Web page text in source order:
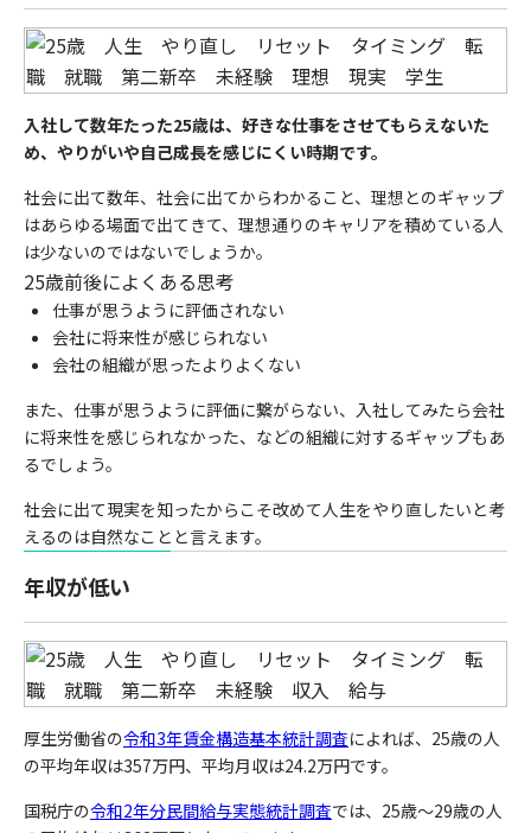
入社して数年たった25歳は、好きな仕事をさせてもらえないた
め、やりがいや自己成長を感じにくい時期です。
社会に出て数年、社会に出てからわかること、理想とのギャップ
はあらゆる場面で出てきて、理想通りのキャリアを積めている人
は少ないのではないでしょうか。
25歳前後によくある思考
仕事が思うように評価されない
会社に将来性が感じられない
会社の組織が思ったよりよくない
また、仕事が思うように評価に繋がらない、入社してみたら会社
に将来性を感じられなかった、などの組織に対するギャップもあ
るでしょう。
社会に出て現実を知ったからこそ改めて人生をやり直したいと考
えるのは自然なことと言えます。
年収が低い
厚生労働省の令和3年賃金構造基本統計調査によれば、25歳の人
の平均年収は357万円、平均月収は24.2万円です。
国税庁の令和2年分民間給与実態統計調査では、25歳〜29歳の人